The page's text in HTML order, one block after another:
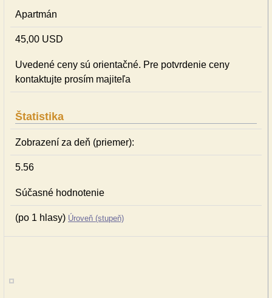
Apartmán
45,00 USD
Uvedené ceny sú orientačné. Pre potvrdenie ceny
kontaktujte prosím majiteľa
Štatistika
Zobrazení za deň (priemer):
5.56
Súčasné hodnotenie
(po 1 hlasy) Úroveň (stupeň)